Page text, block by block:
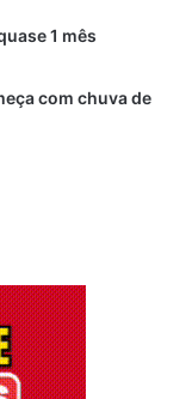
kits
para a
1 mês
com chuva de